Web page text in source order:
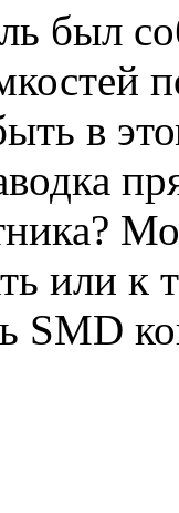
был
в
или к
SMD